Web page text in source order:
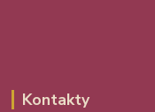
Kontakty